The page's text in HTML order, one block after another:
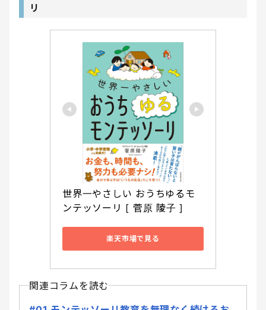
リ
世界一やさしい おうちゆるモ
ンテッソーリ [ 菅原 陵子 ]
楽天市場で見る
関連コラムを読む